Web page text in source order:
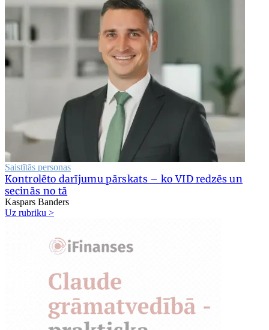
Saistītās personas
Kontrolēto darījumu pārskats – ko VID redzēs un
secinās no tā
Kaspars Banders
Uz rubriku >